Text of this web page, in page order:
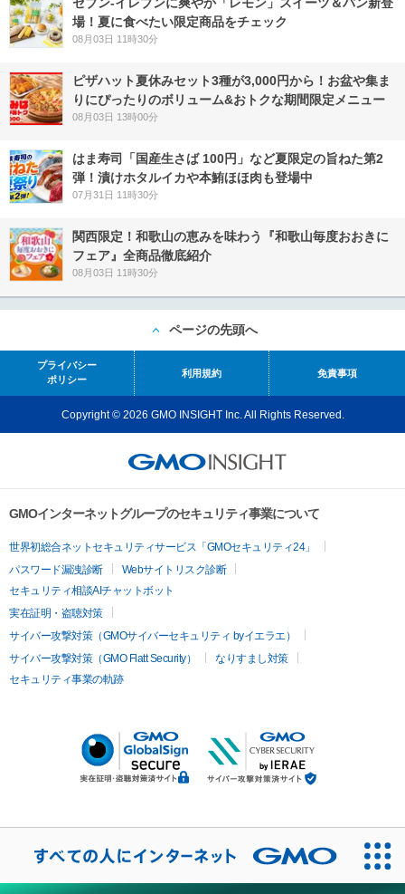
セブン‐イレブンに爽やか「レモン」スイーツ＆パン新登
場！夏に食べたい限定商品をチェック
08月03日 11時30分
ピザハット夏休みセット3種が3,000円から！お盆や集ま
りにぴったりのボリューム&おトクな期間限定メニュー
08月03日 13時00分
はま寿司「国産生さば 100円」など夏限定の旨ねた第2
弾！漬けホタルイカや本鮪ほほ肉も登場中
07月31日 11時30分
関西限定！和歌山の恵みを味わう『和歌山毎度おおきに
フェア』全商品徹底紹介
08月03日 11時30分
ページの先頭へ
プライバシー
ポリシー
利用規約 免責事項
Copyright © 2026 GMO INSIGHT Inc. All Rights Reserved.
GMOインターネットグループのセキュリティ事業について
世界初総合ネットセキュリティサービス「GMOセキュリティ24」
パスワード漏洩診断
Webサイトリスク診断
セキュリティ相談AIチャットボット
実在証明・盗聴対策
サイバー攻撃対策（GMOサイバーセキュリティ byイエラエ）
サイバー攻撃対策（GMO Flatt Security）
なりすまし対策
セキュリティ事業の軌跡